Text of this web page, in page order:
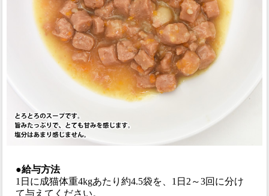
●給与方法
1日に成猫体重4kgあたり約4.5袋を、1日2～3回に分け
て与えてください。